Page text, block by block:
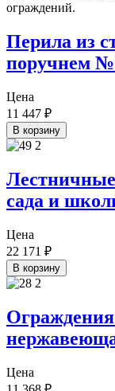
Перила из
поручнем
Цена
11 447 ₽
В корзину
Лестничные
сада и
Цена
22 171 ₽
В корзину
Цена